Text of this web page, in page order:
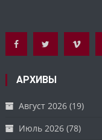
АРХИВЫ
Август 2026 (19)
Июль 2026 (78)